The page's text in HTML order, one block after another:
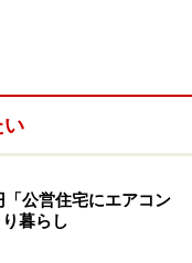
い
公営住宅にエアコン
暮らし